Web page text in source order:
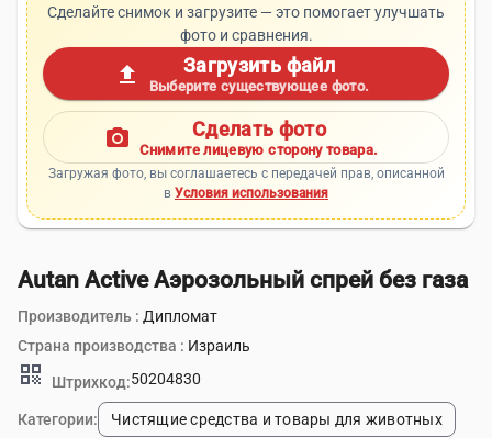
Сделайте снимок и загрузите — это помогает улучшать
фото и сравнения.
upload Загрузить файл
Выберите существующее фото.
photo_camera Сделать фото
Снимите лицевую сторону товара.
Загружая фото, вы соглашаетесь с передачей прав, описанной
в Условия использования
Autan Active Аэрозольный спрей без газа
Производитель : Дипломат
Страна производства : Израиль
qr_code Штрихкод:50204830
Категории: Чистящие средства и товары для животных